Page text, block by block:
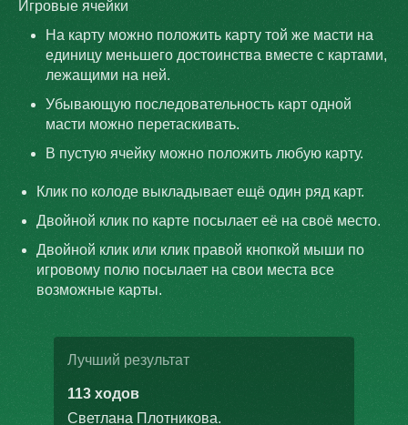
Игровые ячейки
На карту можно положить карту той же масти на
единицу меньшего достоинства вместе с картами,
лежащими на ней.
Убывающую последовательность карт одной
масти можно перетаскивать.
В пустую ячейку можно положить любую карту.
Клик по колоде выкладывает ещё один ряд карт.
Двойной клик по карте посылает её на своё место.
Двойной клик или клик правой кнопкой мыши по
игровому полю посылает на свои места все
возможные карты.
Лучший результат
113 ходов
Светлана Плотникова.